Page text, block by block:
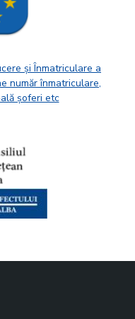
și Înmatriculare a
număr înmatriculare,
șoferi etc